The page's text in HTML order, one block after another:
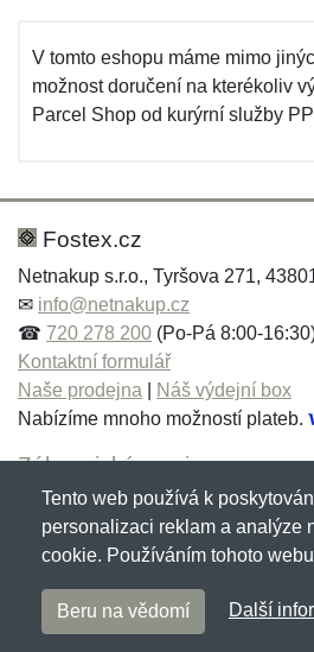
V tomto eshopu máme mimo
možnost doručení na kterékoliv
Parcel Shop od kurýrní služby
Fostex.cz
Netnakup s.r.o., Tyršova 271,
✉ info@netnakup.cz
☎ 720 278 200 (Po-Pá 8:00-
Kontaktní formulář
Naše prodejna
Náš výdejní box
Nabízíme mnoho možností plateb.
Zákaznický servis
Novinky emailem
Copyright © 2007-2026 (19 let s
NetIQ. Všechna práva vyhrazena.
Tento web používá k
personalizaci reklam a analýze
cookie. Používáním tohoto
Beru na vědomí Další